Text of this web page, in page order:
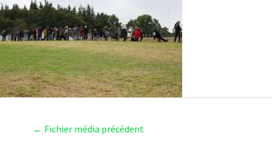
← Fichier média précédent